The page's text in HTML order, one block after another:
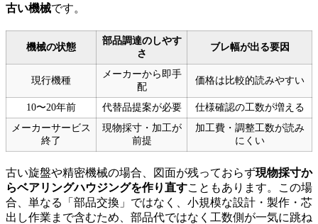
古い機械です。
機械の状態
部品調達のしやす
さ
ブレ幅が出る要因
現行機種
メーカーから即手
配
価格は比較的読みやすい
10〜20年前 代替品提案が必要
仕様確認の工数が増える
メーカーサービス
終了
現物採寸・加工が
前提
加工費・調整工数が読み
にくい
古い旋盤や精密機械の場合、図面が残っておらず現物採寸か
らベアリングハウジングを作り直すこともあります。この場
合、単なる「部品交換」ではなく、小規模な設計・製作・芯
出し作業まで含むため、部品代ではなく工数側が一気に跳ね